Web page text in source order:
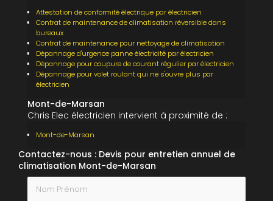
Attestation de conformité électrique par électricien
Contrat de maintenance de climatisation réversible dans
bureaux
Contrat de maintenance pour nettoyage de climatisation
Dépannage d'urgence panne électricité par électricien
Dépannage pour coupure de courant régulier par électricien
Dépannage pour volet roulant qui ne s'ouvre plus par
électricien
Mont-de-Marsan
Chris Elec électricien intervient à proximité de :
Mont-de-Marsan
Contactez-nous : Devis pour entretien annuel de
climatisation Mont-de-Marsan
Nom Prénom